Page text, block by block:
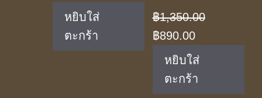
price
฿1,190.00.
price
฿790.00.
หยิบใส่
ตะกร้า
฿1,350.00
Original
price
฿1,350.00.
฿890.00Current
price
฿890.00.
หยิบใส่
ตะกร้า